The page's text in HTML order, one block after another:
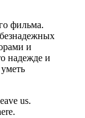
фильма.
и
надежде и
us.